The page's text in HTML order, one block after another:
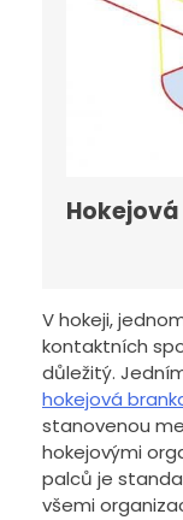
V hokeji,
kontaktních
důležitý.
hokejová
stanovenou
hokejovými
palců je
všemi